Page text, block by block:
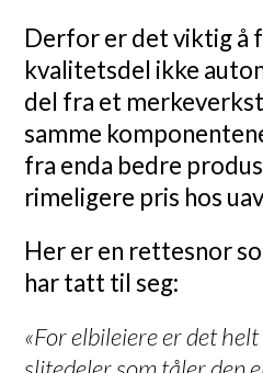
Derfor er det viktig å
kvalitetsdel ikke
del fra et
samme
fra enda bedre
rimeligere pris hos
Her er en rettesnor
har tatt til seg:
«For elbileiere er det